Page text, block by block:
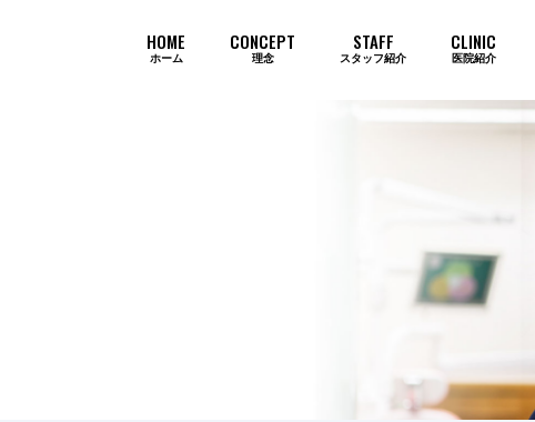
HOME
ホーム
CONCEPT
理念
STAFF
スタッフ紹介
CLINIC
医院紹介